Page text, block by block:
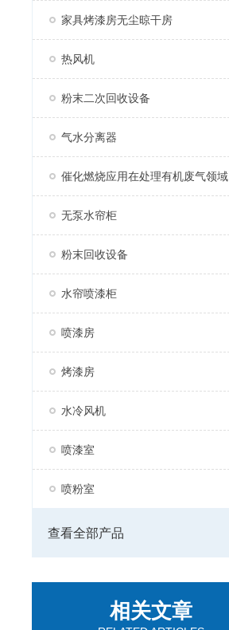
家具烤漆房无尘晾干房
热风机
粉末二次回收设备
气水分离器
催化燃烧应用在处理有机废气领域
无泵水帘柜
粉末回收设备
水帘喷漆柜
喷漆房
烤漆房
水冷风机
喷漆室
喷粉室
查看全部产品
相关文章